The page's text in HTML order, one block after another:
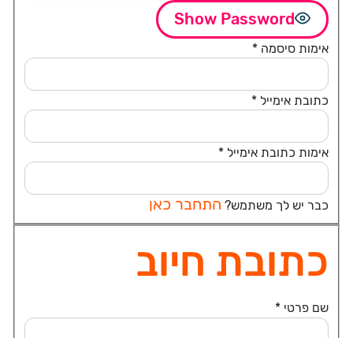
Show Password
אימות סיסמה *
*
אימות כתובת אימייל *
כבר יש לך משתמש? התחבר כאן
כתובת חיוב
*